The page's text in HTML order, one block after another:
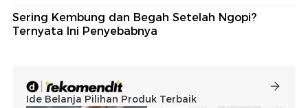
Sering Kembung dan Begah Setelah Ngopi?
Ternyata Ini Penyebabnya